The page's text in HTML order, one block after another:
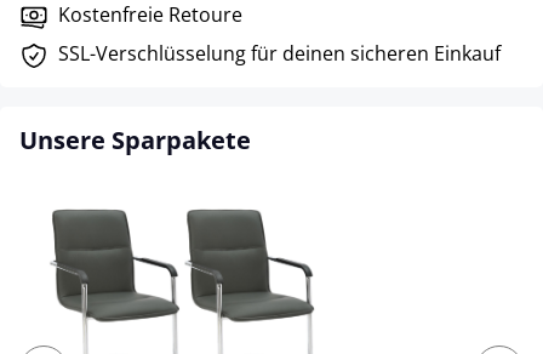
Kostenfreie Retoure
SSL-Verschlüsselung für deinen sicheren Einkauf
Unsere Sparpakete